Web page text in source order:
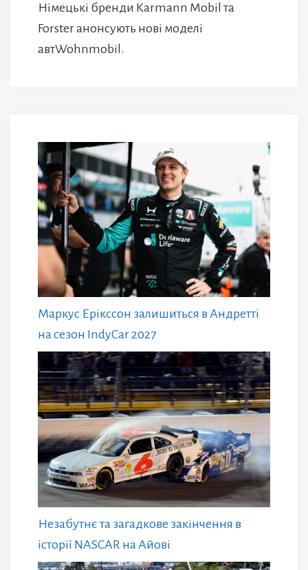
Німецькі бренди Karmann Mobil та
Forster анонсують нові моделі
автWohnmobil.
Маркус Ерікссон залишиться в Андретті
на сезон IndyCar 2027
Незабутнє та загадкове закінчення в
історії NASCAR на Айові